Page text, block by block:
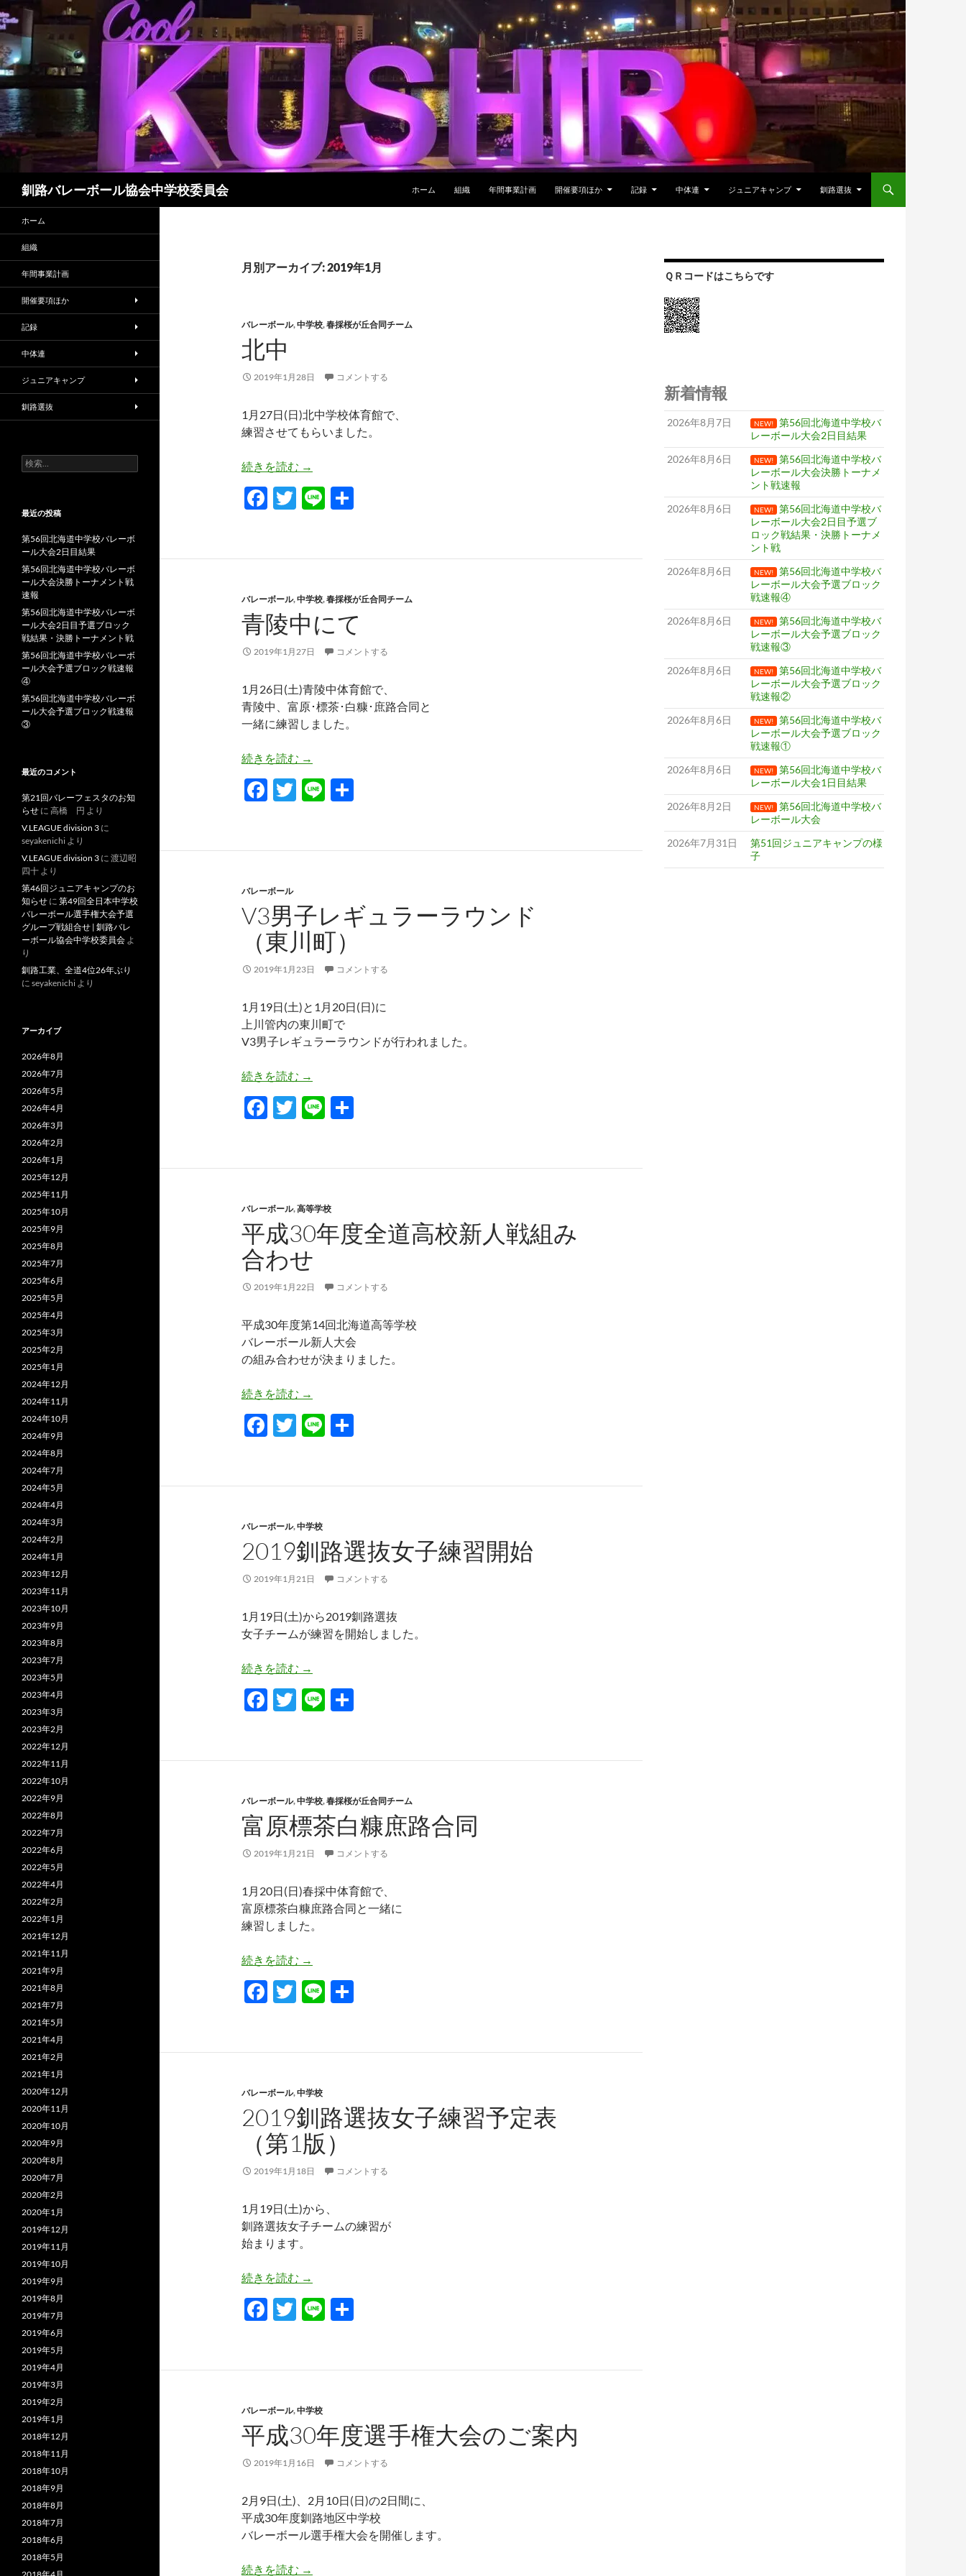
コ
ン
テ
ン
ツ
へ
ス
キ
ッ
釧路バレーボール協会中学校委員会 ホーム 組織 年間事業計画 開催要項ほか 記録 中体連 ジュニアキャンプ 釧路選抜
月別アーカイブ: 2019年1月
バレーボール,中学校,春採桜が丘合同チーム
北中
2019年1月28日 コメントする
1月27日(日)北中学校体育館で、
練習させてもらいました。
続きを読む 北中
→
F
b
o
o
k
T
er
Li
バレーボール,中学校,春採桜が丘合同チーム
青陵中にて
2019年1月27日 コメントする
1月26日(土)青陵中体育館で、
青陵中、富原･標茶･白糠･庶路合同と
一緒に練習しました。
続きを読む 青陵中にて
→
F
b
o
o
k
T
er
Li
バレーボール
V3男子レギュラーラウンド
（東川町）
2019年1月23日 コメントする
1月19日(土)と1月20日(日)に
上川管内の東川町で
V3男子レギュラーラウンドが行われました。
続きを読む v3男子レギュラーラウンド（東川町）
→
F
b
o
o
k
T
er
Li
バレーボール,高等学校
平成30年度全道高校新人戦組み
合わせ
2019年1月22日 コメントする
平成30年度第14回北海道高等学校
バレーボール新人大会
の組み合わせが決まりました。
続きを読む 平成30年度全道高校新人戦組み合わせ
→
F
b
o
o
k
T
er
Li
バレーボール,中学校
2019釧路選抜女子練習開始
2019年1月21日 コメントする
1月19日(土)から2019釧路選抜
女子チームが練習を開始しました。
続きを読む 2019釧路選抜女子練習開始
→
F
b
o
o
k
T
er
Li
バレーボール,中学校,春採桜が丘合同チーム
富原標茶白糠庶路合同
2019年1月21日 コメントする
1月20日(日)春採中体育館で、
富原標茶白糠庶路合同と一緒に
練習しました。
続きを読む 富原標茶白糠庶路合同
→
F
b
o
o
k
T
er
Li
バレーボール,中学校
2019釧路選抜女子練習予定表
（第1版）
2019年1月18日 コメントする
1月19日(土)から、
釧路選抜女子チームの練習が
始まります。
続きを読む 2019釧路選抜女子練習予定表（第1版）
→
F
b
o
o
k
T
er
Li
バレーボール,中学校
平成30年度選手権大会のご案内
2019年1月16日 コメントする
2月9日(土)、2月10日(日)の2日間に、
平成30年度釧路地区中学校
バレーボール選手権大会を開催します。
続きを読む 平成30年度選手権大会のご案内
→
ＱＲコードはこちらです
新着情報
2026年8月7日 NEW! 第56回北海道中学校バ
レーボール大会2日目結果
2026年8月6日
NEW! 第56回北海道中学校バ
レーボール大会決勝トーナメ
ント戦速報
2026年8月6日
NEW! 第56回北海道中学校バ
レーボール大会2日目予選ブ
ロック戦結果・決勝トーナメ
ント戦
2026年8月6日
NEW! 第56回北海道中学校バ
レーボール大会予選ブロック
戦速報④
2026年8月6日
NEW! 第56回北海道中学校バ
レーボール大会予選ブロック
戦速報③
2026年8月6日
NEW! 第56回北海道中学校バ
レーボール大会予選ブロック
戦速報②
2026年8月6日
NEW! 第56回北海道中学校バ
レーボール大会予選ブロック
戦速報①
2026年8月6日
NEW! 第56回北海道中学校バ
レーボール大会1日目結果
2026年8月2日
NEW! 第56回北海道中学校バ
レーボール大会
2026年7月31日
第51回ジュニアキャンプの様
子
ホーム
組織
年間事業計画
開催要項ほか
記録
中体連
ジュニアキャンプ
釧路選抜
検
索:
最近の投稿
第56回北海道中学校バレーボ
ール大会2日目結果
第56回北海道中学校バレーボ
ール大会決勝トーナメント戦
速報
第56回北海道中学校バレーボ
ール大会2日目予選ブロック
戦結果・決勝トーナメント戦
第56回北海道中学校バレーボ
ール大会予選ブロック戦速報
④
第56回北海道中学校バレーボ
ール大会予選ブロック戦速報
③
最近のコメント
第21回バレーフェスタのお知
らせ に 高橋 円 より
V.LEAGUE division 3 に
seyakenichi より
V.LEAGUE division 3 に 渡辺昭
四十 より
第46回ジュニアキャンプのお
知らせ に 第49回全日本中学校
バレーボール選手権大会予選
グループ戦組合せ | 釧路バレ
ーボール協会中学校委員会 よ
り
釧路工業、全道4位26年ぶり
に seyakenichi より
アーカイブ
2026年8月
2026年7月
2026年5月
2026年4月
2026年3月
2026年2月
2026年1月
2025年12月
2025年11月
2025年10月
2025年9月
2025年8月
2025年7月
2025年6月
2025年5月
2025年4月
2025年3月
2025年2月
2025年1月
2024年12月
2024年11月
2024年10月
2024年9月
2024年8月
2024年7月
2024年5月
2024年4月
2024年3月
2024年2月
2024年1月
2023年12月
2023年11月
2023年10月
2023年9月
2023年8月
2023年7月
2023年5月
2023年4月
2023年3月
2023年2月
2022年12月
2022年11月
2022年10月
2022年9月
2022年8月
2022年7月
2022年6月
2022年5月
2022年4月
2022年2月
2022年1月
2021年12月
2021年11月
2021年9月
2021年8月
2021年7月
2021年5月
2021年4月
2021年2月
2021年1月
2020年12月
2020年11月
2020年10月
2020年9月
2020年8月
2020年7月
2020年2月
2020年1月
2019年12月
2019年11月
2019年10月
2019年9月
2019年8月
2019年7月
2019年6月
2019年5月
2019年4月
2019年3月
2019年2月
2019年1月
2018年12月
2018年11月
2018年10月
2018年9月
2018年8月
2018年7月
2018年6月
2018年5月